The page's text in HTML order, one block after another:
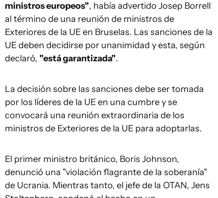
ministros europeos", había advertido Josep Borrell
al término de una reunión de ministros de
Exteriores de la UE en Bruselas. Las sanciones de la
UE deben decidirse por unanimidad y esta, según
declaró, "está garantizada".
La decisión sobre las sanciones debe ser tomada
por los líderes de la UE en una cumbre y se
convocará una reunión extraordinaria de los
ministros de Exteriores de la UE para adoptarlas.
El primer ministro británico, Boris Johnson,
denunció una "violación flagrante de la soberanía"
de Ucrania. Mientras tanto, el jefe de la OTAN, Jens